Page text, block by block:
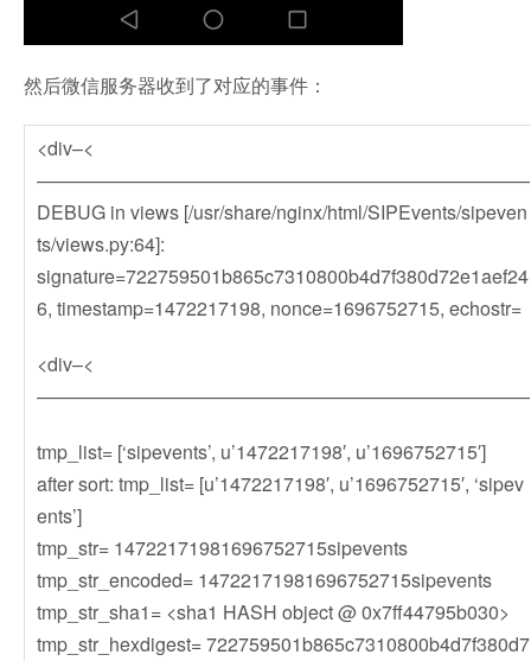
然后微信服务器收到了对应的事件：
<div–<
——————————————————————————
DEBUG in views [/usr/share/nginx/html/SIPEvents/sipeven
ts/views.py:64]:
signature=722759501b865c7310800b4d7f380d72e1aef24
6, timestamp=1472217198, nonce=1696752715, echostr=
<div–<
——————————————————————————
tmp_list= [‘sipevents’, u’1472217198′, u’1696752715′]
after sort: tmp_list= [u’1472217198′, u’1696752715′, ‘sipev
ents’]
tmp_str= 14722171981696752715sipevents
tmp_str_encoded= 14722171981696752715sipevents
tmp_str_sha1= <sha1 HASH object @ 0x7ff44795b030>
tmp_str_hexdigest= 722759501b865c7310800b4d7f380d7